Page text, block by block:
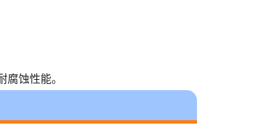
蚀性能。